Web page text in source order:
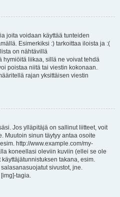
joita voidaan käyttää tunteiden
Esimerkiksi :) tarkoittaa iloista ja :(
on nähtävillä
hymiöitä liikaa, sillä ne voivat tehdä
poistaa niitä tai viestin kokonaan.
rajan yksittäisen viestin
Jos ylläpitäjä on sallinut liitteet, voit
Muutoin sinun täytyy antaa osoite
http://www.example.com/my-
koneellasi oleviin kuviin (ellei se ole
takana, esim.
sivustot, jne.
tagia.